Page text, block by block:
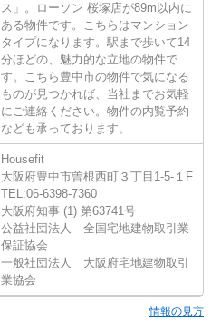
ス」。ローソン 桜塚店が89m以内に
ある物件です。こちらはマンション
タイプになります。駅まで歩いて14
分ほどの、魅力的な立地の物件で
す。こちら豊中市の物件で気になる
ものが見つかれば、当社までお気軽
にご連絡ください。物件の内覧予約
なども承っております。
Housefit
大阪府豊中市曽根西町３丁目1-5-１F
TEL:06-6398-7360
大阪府知事 (1) 第63741号
公益社団法人 全国宅地建物取引業
保証協会
一般社団法人 大阪府宅地建物取引
業協会
情報の見方